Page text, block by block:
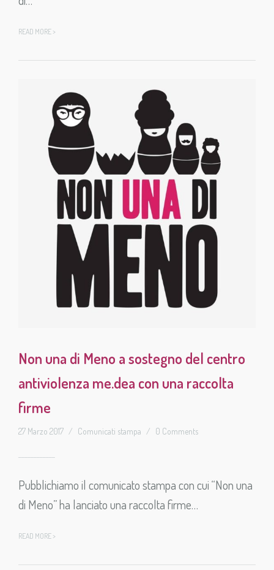
READ MORE >
Non una di Meno a sostegno del centro
antiviolenza me.dea con una raccolta
firme
27 Marzo 2017 / Comunicati stampa / 0 Comments
Pubblichiamo il comunicato stampa con cui “Non una
di Meno” ha lanciato una raccolta firme…
READ MORE >